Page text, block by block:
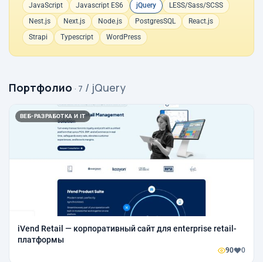
JavaScript
Javascript ES6 jQuery
LESS/Sass/SCSS
Nest.js
Next.js Node.js PostgresSQL
React.js
Strapi
Typescript WordPress
Портфолио · 7 / jQuery
ВЕБ-РАЗРАБОТКА И IT
iVend Retail — корпоративный сайт для enterprise retail-
платформы
90 0